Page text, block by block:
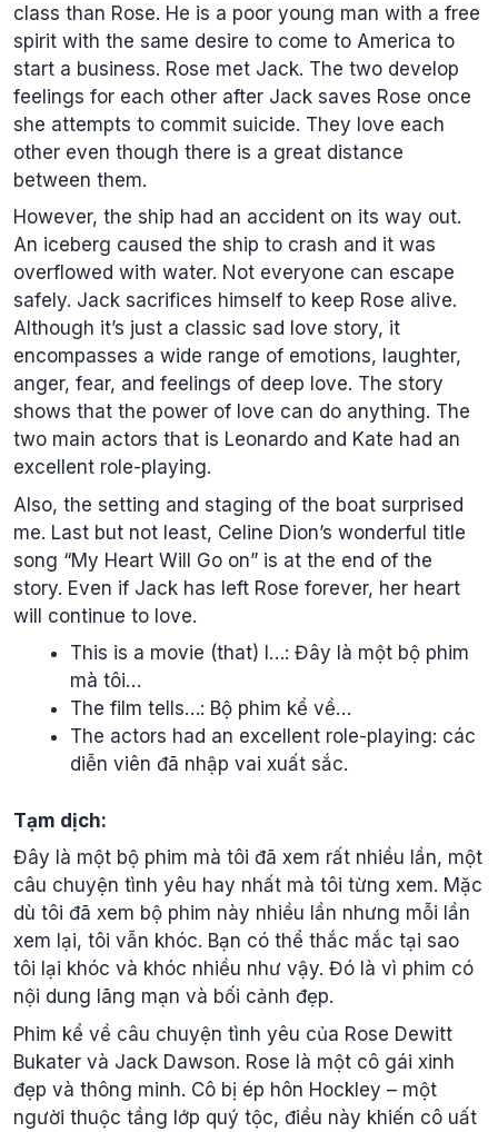
class than Rose. He is a poor young man with a free
spirit with the same desire to come to America to
start a business. Rose met Jack. The two develop
feelings for each other after Jack saves Rose once
she attempts to commit suicide. They love each
other even though there is a great distance
between them.
However, the ship had an accident on its way out.
An iceberg caused the ship to crash and it was
overflowed with water. Not everyone can escape
safely. Jack sacrifices himself to keep Rose alive.
Although it’s just a classic sad love story, it
encompasses a wide range of emotions, laughter,
anger, fear, and feelings of deep love. The story
shows that the power of love can do anything. The
two main actors that is Leonardo and Kate had an
excellent role-playing.
Also, the setting and staging of the boat surprised
me. Last but not least, Celine Dion’s wonderful title
song “My Heart Will Go on” is at the end of the
story. Even if Jack has left Rose forever, her heart
will continue to love.
This is a movie (that) I…: Đây là một bộ phim
mà tôi…
The film tells…: Bộ phim kể về…
The actors had an excellent role-playing: các
diễn viên đã nhập vai xuất sắc.
Tạm dịch:
Đây là một bộ phim mà tôi đã xem rất nhiều lần, một
câu chuyện tình yêu hay nhất mà tôi từng xem. Mặc
dù tôi đã xem bộ phim này nhiều lần nhưng mỗi lần
xem lại, tôi vẫn khóc. Bạn có thể thắc mắc tại sao
tôi lại khóc và khóc nhiều như vậy. Đó là vì phim có
nội dung lãng mạn và bối cảnh đẹp.
Phim kể về câu chuyện tình yêu của Rose Dewitt
Bukater và Jack Dawson. Rose là một cô gái xinh
đẹp và thông minh. Cô bị ép hôn Hockley – một
người thuộc tầng lớp quý tộc, điều này khiến cô uất